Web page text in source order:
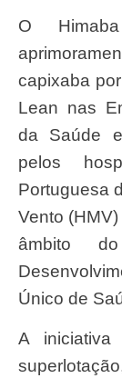
O Himaba avançou nas ações de
capixaba
Lean nas
da Saúde
pelos
Portuguesa
Vento
âmbito
Único de
A iniciativa tem como objetivos reduzir a